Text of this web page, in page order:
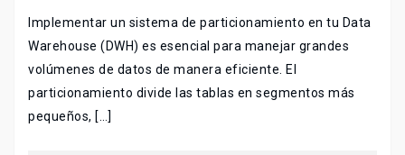
Implementar un sistema de particionamiento en tu Data
Warehouse (DWH) es esencial para manejar grandes
volúmenes de datos de manera eficiente. El
particionamiento divide las tablas en segmentos más
pequeños, […]